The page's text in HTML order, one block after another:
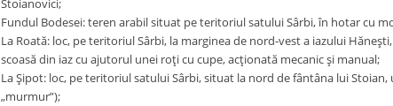
Stoianovici;
Fundul Bodesei: teren arabil situat pe teritoriul satului Sârbi, în hotar cu
La Roată: loc, pe teritoriul Sârbi, la marginea de nord-vest a iazului
scoasă din iaz cu ajutorul unei roţi cu cupe, acţionată mecanic şi manual;
La Şipot: loc, pe teritoriul satului Sârbi, situat la nord de fântâna lui
„murmur”);